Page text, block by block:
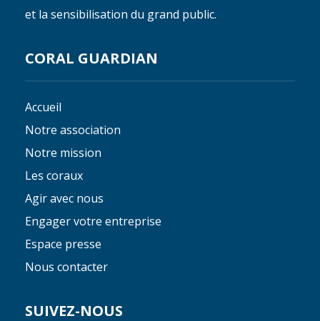
et la sensibilisation du grand public.
CORAL GUARDIAN
Accueil
Notre association
Notre mission
Les coraux
Agir avec nous
Engager votre entreprise
Espace presse
Nous contacter
SUIVEZ-NOUS